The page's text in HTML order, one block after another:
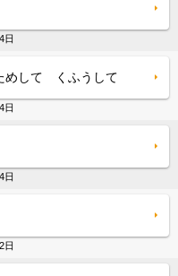
日
して くふうして
日
日
日